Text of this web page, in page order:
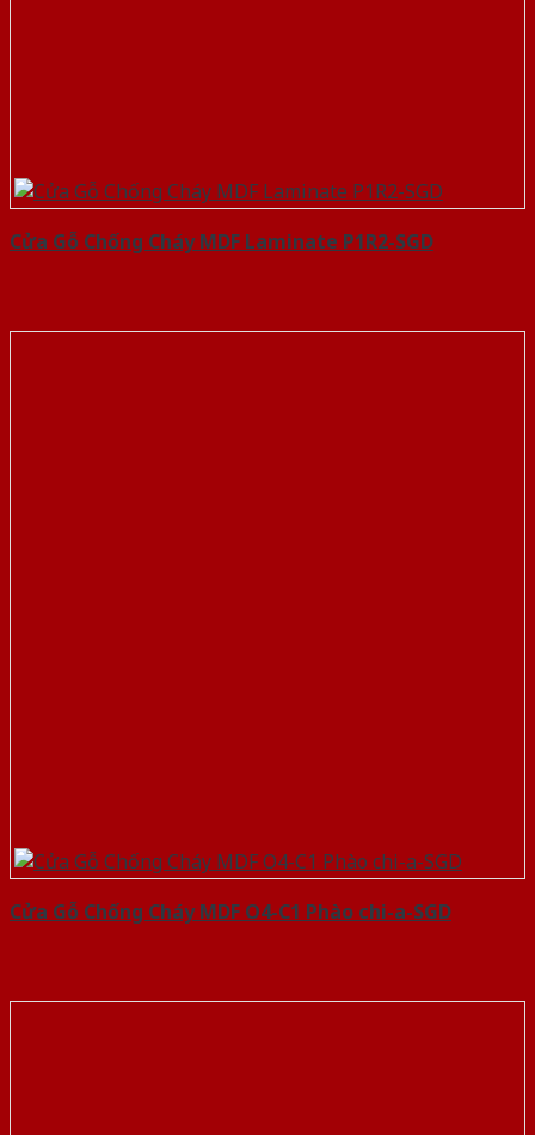
Cửa Gỗ Chống Cháy MDF Laminate P1R2-SGD
Cửa Gỗ Chống Cháy MDF O4-C1 Phào chi-a-SGD